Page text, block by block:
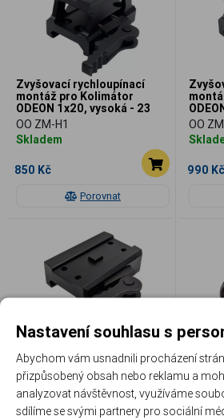
Porovnat
Zvyšovací rychloupínací
montáž pro Kolimátor
ODEON 1x20, vysoká - 23
mm
OO ZM-H1
Skladem
850 Kč
mm
OO
990 Kč
montáž pro Kolimátor
ODEON 1x20, nízká - 6 mm
OO ZM-M1
Skladem
OO K-
Nastavení souhlasu s
Abychom vám usnadnili procházení
přizpůsobený obsah nebo reklamu a
analyzovat návštěvnost, využíváme
sdílíme se svými partnery pro sociální